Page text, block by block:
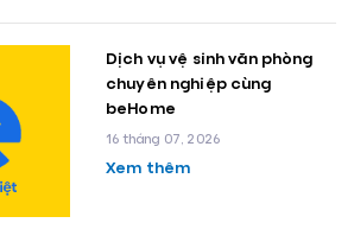
Dịch vụ vệ sinh văn phòng
chuyên nghiệp cùng
beHome
16 tháng 07, 2026
Xem thêm